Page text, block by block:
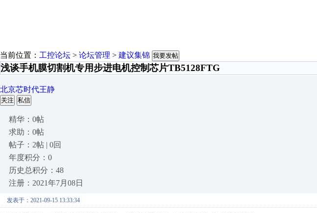
当前位置： 工控论坛 > 论坛管理 > 建议集锦 我要发帖
浅谈手机膜切割机专用步进电机控制芯片TB5128FTG
北京芯时代王静
关注 私信
精华：0帖
求助：0帖
帖子：2帖 | 0回
年度积分：0
历史总积分：48
注册：2021年7月08日
发表于：2021-09-15 13:33:34